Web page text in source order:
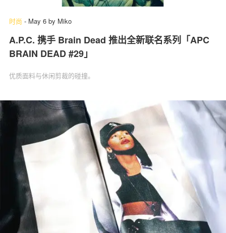
时尚 - May 6 by Miko
A.P.C. 携手 Brain Dead 推出全新联名系列「APC
BRAIN DEAD #29」
优质面料与休闲剪裁的碰撞。